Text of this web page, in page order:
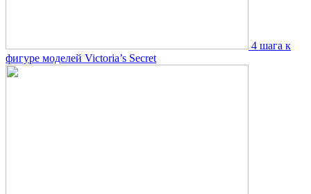
4 шага к
фигуре моделей Victoria’s Secret